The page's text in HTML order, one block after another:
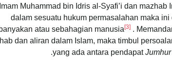
Imam Muhammad bin Idris al-Syafi’i dan
dalam sesuatu hukum permasalahan maka
atau sebahagian manusia[3] .
dan aliran dalam Islam, maka timbul
yang ada antara pendapat